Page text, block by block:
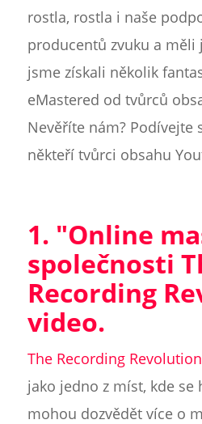
rostla, rostla i naše
producentů zvuku a měli
jsme získali několik
eMastered od tvůrců
Nevěříte nám? Podívejte
někteří tvůrci obsahu
1. "Online
společnosti
Recording
video.
The Recording Revolution
jako jedno z míst, kde se
mohou dozvědět více o